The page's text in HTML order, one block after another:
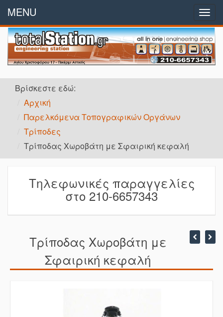
MENU
Βρίσκεστε εδώ:
Αρχική
Παρελκόμενα Τοπογραφικών Οργάνων
Τρίποδες
Τρίποδας Χωροβάτη με Σφαιρική κεφαλή
Τηλεφωνικές παραγγελίες
στο 210-6657343
Τρίποδας Χωροβάτη με
Σφαιρική κεφαλή
Προφίλ